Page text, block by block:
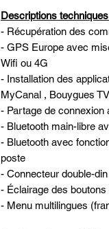
Descriptions
- Récupération des
- GPS Europe avec
Wifi ou 4G
- Installation des
MyCanal , Bouygues
- Partage de connexion
- Bluetooth main-libre
- Bluetooth avec
poste
- Connecteur double-
- Éclairage des boutons
- Menu multilingues